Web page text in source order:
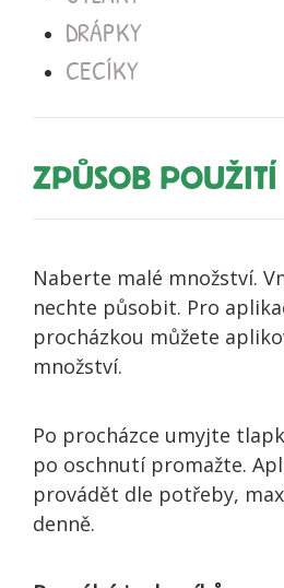
DRÁPKY
CECÍKY
ZPŮSOB POUŽITÍ
Naberte malé množství.
nechte působit. Pro
procházkou můžete
množství.
Po procházce umyjte
po oschnutí promažte.
provádět dle potřeby,
denně.